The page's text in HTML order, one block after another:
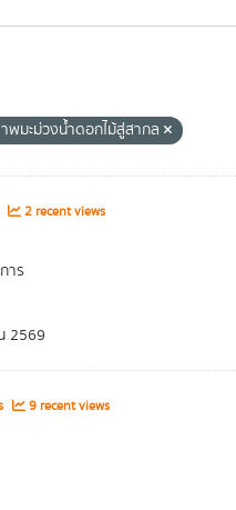
มะม่วงน้ำดอกไม้สู่สากล
2 recent views
าร
2569
9 recent views